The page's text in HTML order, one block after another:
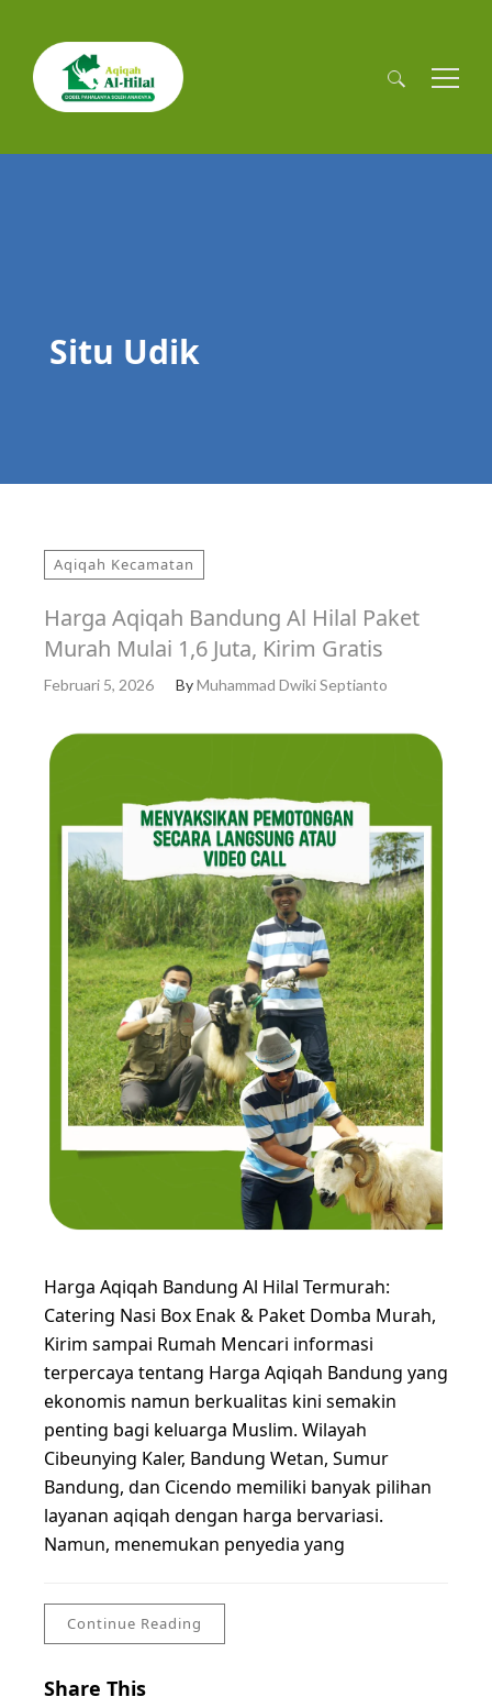
Cari
Situ Udik
Aqiqah Kecamatan
Harga Aqiqah Bandung Al Hilal Paket
Murah Mulai 1,6 Juta, Kirim Gratis
Februari 5, 2026 ByMuhammad Dwiki Septianto
Harga Aqiqah Bandung Al Hilal Termurah:
Catering Nasi Box Enak & Paket Domba Murah,
Kirim sampai Rumah Mencari informasi
terpercaya tentang Harga Aqiqah Bandung yang
ekonomis namun berkualitas kini semakin
penting bagi keluarga Muslim. Wilayah
Cibeunying Kaler, Bandung Wetan, Sumur
Bandung, dan Cicendo memiliki banyak pilihan
layanan aqiqah dengan harga bervariasi.
Namun, menemukan penyedia yang
Continue Reading
Share This